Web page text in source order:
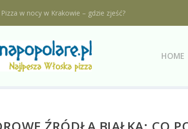
Pizza w nocy w Krakowie – gdzie zjeść?
HOME